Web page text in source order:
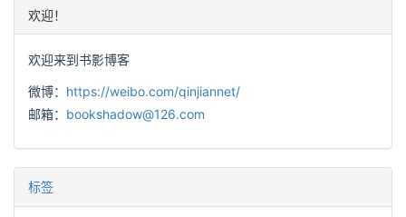
欢迎！
欢迎来到书影博客
微博： https://weibo.com/qinjiannet/
邮箱： bookshadow@126.com
标签